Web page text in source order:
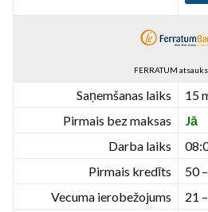
FERRATUM
Saņemšanas laiks
15
Pirmais bez maksas
Jā
Darba laiks
Pirmais kredīts
50
Vecuma ierobežojums
21